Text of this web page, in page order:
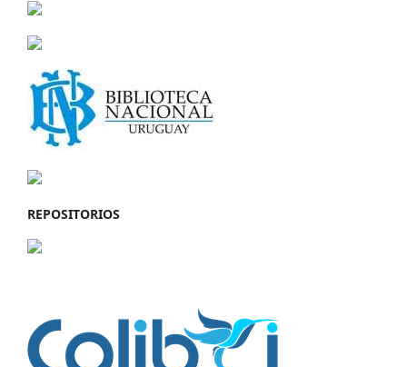
REPOSITORIOS